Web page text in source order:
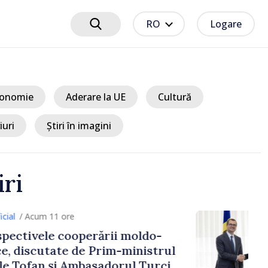
RO Logare
Aderare la UE Cultură
Știri în imagini
11 ore
cooperării moldo-
de Prim-ministrul